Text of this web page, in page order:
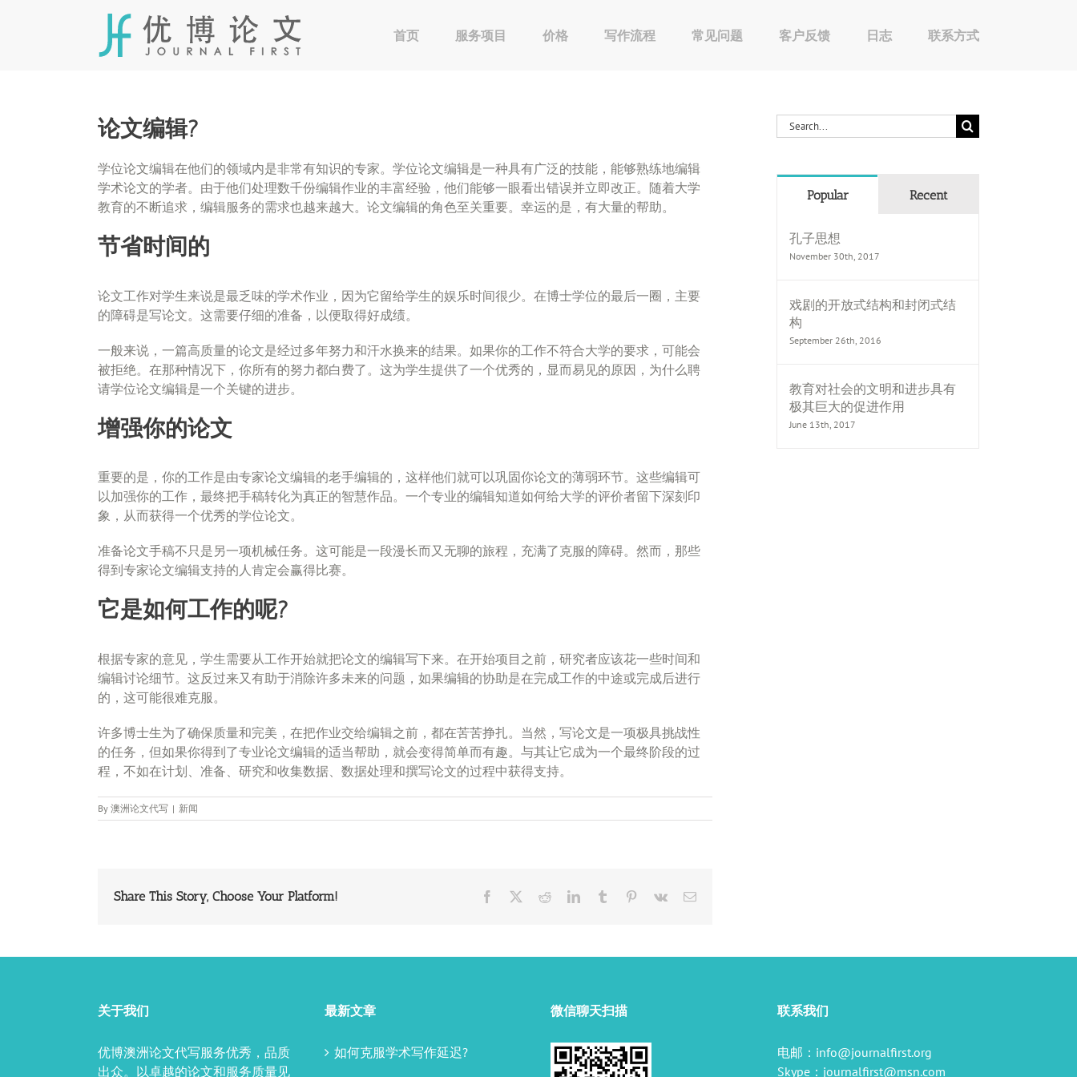
首页 服务项目 价格 写作流程 常见问题 客户反馈 日志 联系方式
论文编辑?
学位论文编辑在他们的领域内是非常有知识的专家。学位论文编辑是一种具有广泛的技能，能够熟练地编辑
学术论文的学者。由于他们处理数千份编辑作业的丰富经验，他们能够一眼看出错误并立即改正。随着大学
教育的不断追求，编辑服务的需求也越来越大。论文编辑的角色至关重要。幸运的是，有大量的帮助。
节省时间的
论文工作对学生来说是最乏味的学术作业，因为它留给学生的娱乐时间很少。在博士学位的最后一圈，主要
的障碍是写论文。这需要仔细的准备，以便取得好成绩。
一般来说，一篇高质量的论文是经过多年努力和汗水换来的结果。如果你的工作不符合大学的要求，可能会
被拒绝。在那种情况下，你所有的努力都白费了。这为学生提供了一个优秀的，显而易见的原因，为什么聘
请学位论文编辑是一个关键的进步。
增强你的论文
重要的是，你的工作是由专家论文编辑的老手编辑的，这样他们就可以巩固你论文的薄弱环节。这些编辑可
以加强你的工作，最终把手稿转化为真正的智慧作品。一个专业的编辑知道如何给大学的评价者留下深刻印
象，从而获得一个优秀的学位论文。
准备论文手稿不只是另一项机械任务。这可能是一段漫长而又无聊的旅程，充满了克服的障碍。然而，那些
得到专家论文编辑支持的人肯定会赢得比赛。
它是如何工作的呢?
根据专家的意见，学生需要从工作开始就把论文的编辑写下来。在开始项目之前，研究者应该花一些时间和
编辑讨论细节。这反过来又有助于消除许多未来的问题，如果编辑的协助是在完成工作的中途或完成后进行
的，这可能很难克服。
许多博士生为了确保质量和完美，在把作业交给编辑之前，都在苦苦挣扎。当然，写论文是一项极具挑战性
的任务，但如果你得到了专业论文编辑的适当帮助，就会变得简单而有趣。与其让它成为一个最终阶段的过
程，不如在计划、准备、研究和收集数据、数据处理和撰写论文的过程中获得支持。
By 澳洲论文代写 | 新闻
Share This Story, Choose Your Platform! Facebook RedditLinkedInTumblr Pinterest
Vk Email
Search
for:
Popular Recent
孔子思想
November 30th, 2017
戏剧的开放式结构和封闭式结
构
September 26th, 2016
教育对社会的文明和进步具有
极其巨大的促进作用
June 13th, 2017
关于我们
优博澳洲论文代写服务优秀，品质
出众。以卓越的论文和服务质量见
最新文章
如何克服学术写作延迟?
微信聊天扫描 联系我们
电邮： info@journalfirst.org
Skype： journalfirst@msn.com